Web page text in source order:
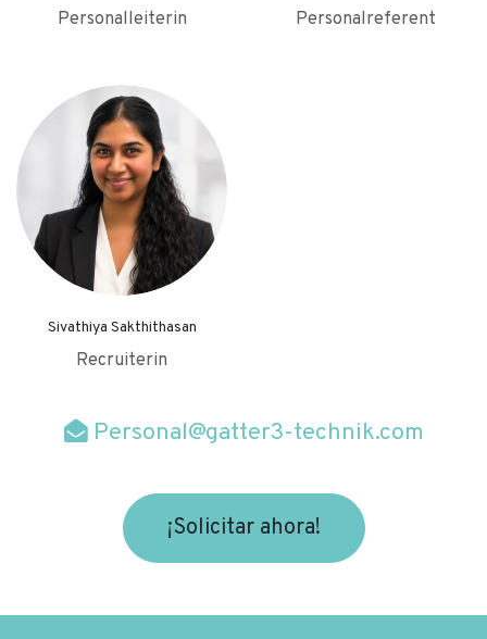
Personalleiterin Personalreferent
Sivathiya Sakthithasan
Recruiterin
Personal@gatter3-technik.com
¡Solicitar ahora!